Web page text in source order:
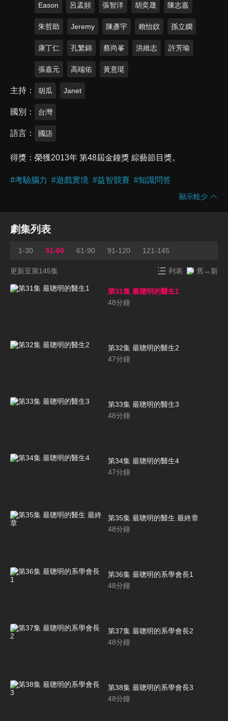
Eason 呂孟頻 張智洋 胡奕晟 陳志嘉
朱哲助 Jeremy 陳彥宇 賴怡妏 孫立嫻
康丁仁 孔繁錦 蔡尚峯 洪維志 許芳瑜
張嘉元 高端佑 黃意珽
主持 胡瓜 Janet
國別 台灣
語言 國語
得獎 榮獲2013年 第48屆金鐘獎 綜藝節目獎。
#考驗腦力 #遊戲實境 #益智競賽 #知識問答
顯示較少
劇集列表
1-30 31-60 61-90 91-120 121-145
更新至第145集 列表 舊→新
第31集 最聰明的醫生1
48分鐘
第32集 最聰明的醫生2
47分鐘
第33集 最聰明的醫生3
48分鐘
第34集 最聰明的醫生4
47分鐘
第35集 最聰明的醫生 最終章
48分鐘
第36集 最聰明的系學會長1
48分鐘
第37集 最聰明的系學會長2
48分鐘
第38集 最聰明的系學會長3
48分鐘